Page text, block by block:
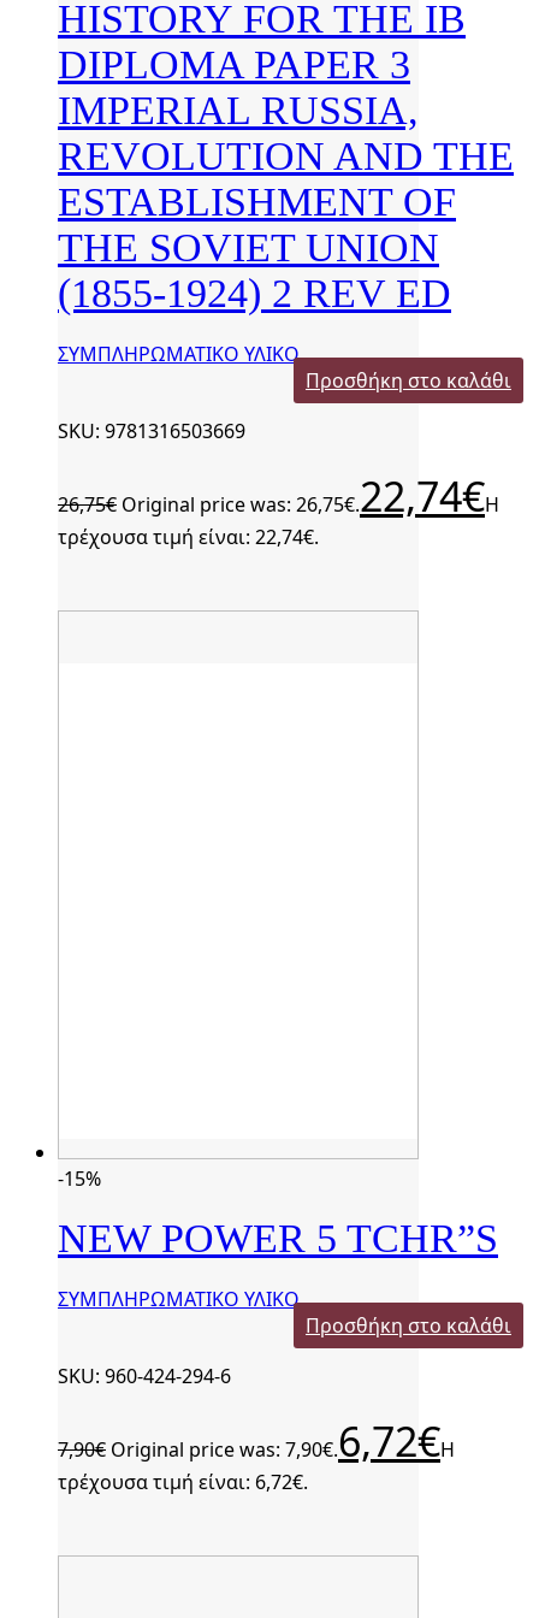
HISTORY FOR THE IB
DIPLOMA PAPER 3
IMPERIAL RUSSIA,
REVOLUTION AND THE
ESTABLISHMENT OF
THE SOVIET UNION
(1855-1924) 2 REV ED
ΣΥΜΠΛΗΡΩΜΑΤΙΚΟ ΥΛΙΚΟ
Προσθήκη στο καλάθι
SKU: 9781316503669
26,75€ Original price was: 26,75€.22,74€Η
τρέχουσα τιμή είναι: 22,74€.
-15%
NEW POWER 5 TCHR”S
ΣΥΜΠΛΗΡΩΜΑΤΙΚΟ ΥΛΙΚΟ
Προσθήκη στο καλάθι
SKU: 960-424-294-6
7,90€ Original price was: 7,90€.6,72€Η
τρέχουσα τιμή είναι: 6,72€.